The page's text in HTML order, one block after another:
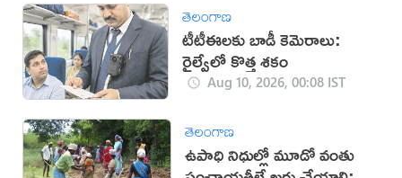
తెలంగాణ
టీటీఈలకు బాడీ కెమెరాలు:
రైల్వేలో కొత్త శకం
Aug 10, 2026, 00:08 IST
తెలంగాణ
ఉపాధి నిధుల్లో మూడో వంతు